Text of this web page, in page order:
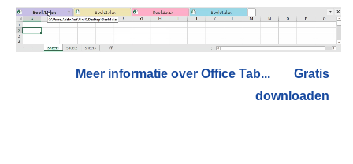
Meer informatie over Office Tab...
Gratis
downloaden